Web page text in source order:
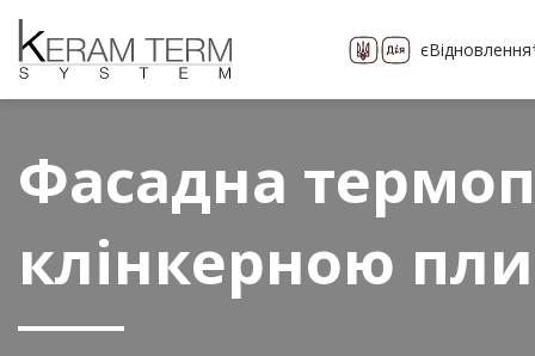
єВідновлення
Про компанію Каталог понад 400 видів
Фасадна
клінкерною